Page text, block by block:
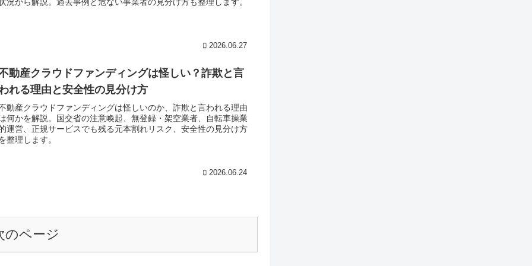
況から解説。過去事例と危ない事業者の見分け方も整理します。
2026.06.27
動産クラウドファンディングは怪しい？詐欺と言
れる理由と安全性の見分け方
動産クラウドファンディングは怪しいのか、詐欺と言われる理由
何かを解説。国交省の注意喚起、無登録・架空業者、自転車操業
運営、正規サービスでも残る元本割れリスク、安全性の見分け方
整理します。
2026.06.24
のページ